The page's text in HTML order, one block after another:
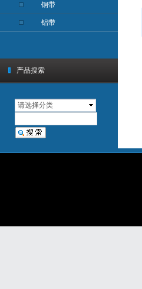
产品搜索
请选择分类
钢带
铝带